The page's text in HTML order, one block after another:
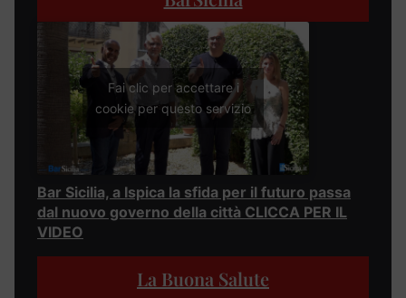
Fai clic per accettare i
cookie per questo servizio
Bar Sicilia, a Ispica la sfida per il futuro passa
dal nuovo governo della città CLICCA PER IL
VIDEO
La Buona Salute